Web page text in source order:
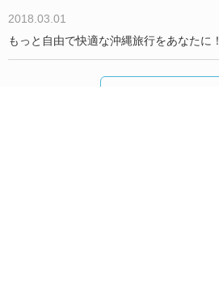
2018.03.01
もっと自由で快適な沖縄旅行をあなたに！